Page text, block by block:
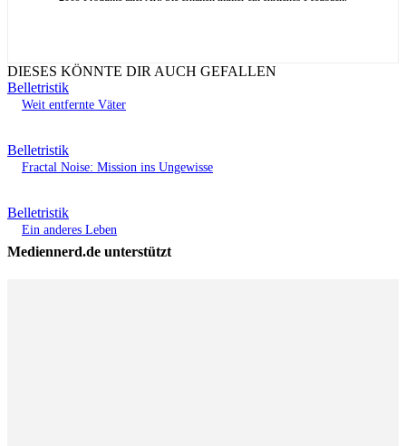
DIESES KÖNNTE DIR AUCH GEFALLEN
Belletristik
Weit entfernte Väter
Belletristik
Fractal Noise: Mission ins Ungewisse
Belletristik
Ein anderes Leben
Mediennerd.de unterstützt